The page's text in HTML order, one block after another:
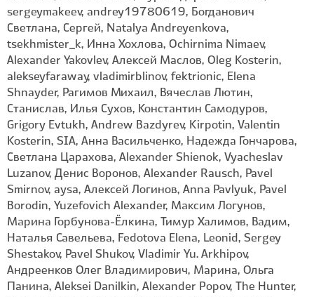
sergeymakeev, andrey19780619, Богданович
Светлана, Сергей, Natalya Andreyenkova,
tsekhmister_k, Инна Хохлова, Ochirnima Nimaev,
Alexander Yakovlev, Алексей Маслов, Oleg Kosterin,
alekseyfaraway, vladimirblinov, fektrionic, Elena
Shnayder, Рагимов Михаил, Вячеслав Лютин,
Станислав, Илья Сухов, Константин Самодуров,
Grigory Evtukh, Andrew Bazdyrev, Kirpotin, Valentin
Kosterin, SIA, Анна Васильченко, Надежда Гончарова,
Светлана Царахова, Alexander Shienok, Vyacheslav
Luzanov, Денис Воронов, Alexander Rausch, Pavel
Smirnov, aysa, Алексей Логинов, Anna Pavlyuk, Pavel
Borodin, Yuzefovich Alexander, Максим Логунов,
Марина Горбунова-Ëлкина, Тимур Халимов, Вадим,
Наталья Савельева, Fedotova Elena, Leonid, Sergey
Shestakov, Pavel Shukov, Vladimir Yu. Arkhipov,
Андреенков Олег Владимирович, Марина, Ольга
Панина, Aleksei Danilkin, Alexander Popov, The Hunter,